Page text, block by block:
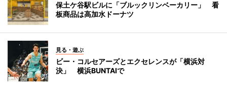
保土ケ谷駅ビルに「ブルックリンベーカリー」 看
板商品は高加水ドーナツ
見る・遊ぶ
ビー・コルセアーズとエクセレンスが「横浜対
決」 横浜BUNTAIで